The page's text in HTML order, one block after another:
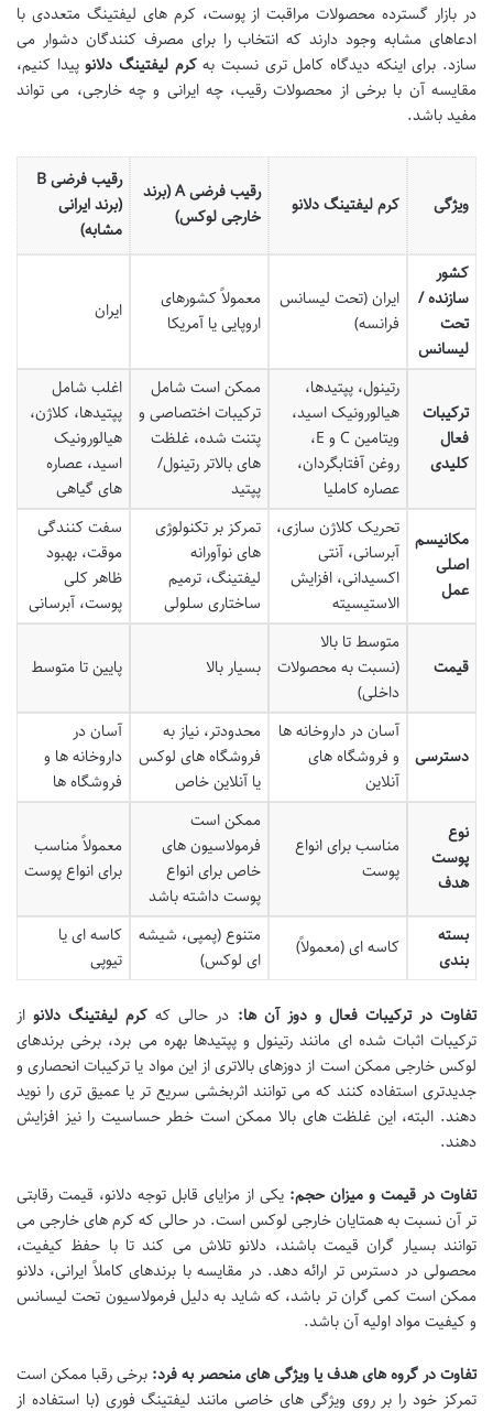
در بازار گسترده محصولات مراقبت از پوست، کرم های لیفتینگ متعددی با
ادعاهای مشابه وجود دارند که انتخاب را برای مصرف کنندگان دشوار می
سازد. برای اینکه دیدگاه کامل تری نسبت بهکرم لیفتینگ دلانوپیدا کنیم،
مقایسه آن با برخی از محصولات رقیب، چه ایرانی و چه خارجی، می تواند
مفید باشد.
ویژگی کرم لیفتینگ دلانو
رقیب فرضی A (برند
خارجی لوکس)
رقیب فرضی B
(برند ایرانی
مشابه)
کشور
سازنده /
تحت
لیسانس
ایران (تحت لیسانس
فرانسه)
معمولاً کشورهای
اروپایی یا آمریکا
ایران
ترکیبات
فعال
کلیدی
رتینول، پپتیدها،
هیالورونیک اسید،
ویتامین C و E،
روغن آفتابگردان،
عصاره کاملیا
ممکن است شامل
ترکیبات اختصاصی و
پتنت شده، غلظت
های بالاتر رتینول/
پپتید
اغلب شامل
پپتیدها، کلاژن،
هیالورونیک
اسید، عصاره
های گیاهی
مکانیسم
اصلی
عمل
تحریک کلاژن سازی،
آبرسانی، آنتی
اکسیدانی، افزایش
الاستیسیته
تمرکز بر تکنولوژی
های نوآورانه
لیفتینگ، ترمیم
ساختاری سلولی
سفت کنندگی
موقت، بهبود
ظاهر کلی
پوست، آبرسانی
قیمت
متوسط تا بالا
(نسبت به محصولات
داخلی)
بسیار بالا پایین تا متوسط
دسترسی
آسان در داروخانه ها
و فروشگاه های
آنلاین
محدودتر، نیاز به
فروشگاه های لوکس
یا آنلاین خاص
آسان در
داروخانه ها و
فروشگاه ها
نوع
پوست
هدف
مناسب برای انواع
پوست
ممکن است
فرمولاسیون های
خاص برای انواع
پوست داشته باشد
معمولاً مناسب
برای انواع پوست
بسته
بندی
کاسه ای (معمولاً)
متنوع (پمپی، شیشه
ای لوکس)
کاسه ای یا
تیوپی
تفاوت در ترکیبات فعال و دوز آن ها: در حالی که کرم لیفتینگ دلانواز
ترکیبات اثبات شده ای مانند رتینول و پپتیدها بهره می برد، برخی برندهای
لوکس خارجی ممکن است از دوزهای بالاتری از این مواد یا ترکیبات انحصاری و
جدیدتری استفاده کنند که می توانند اثربخشی سریع تر یا عمیق تری را نوید
دهند. البته، این غلظت های بالا ممکن است خطر حساسیت را نیز افزایش
دهند.
تفاوت در قیمت و میزان حجم: یکی از مزایای قابل توجه دلانو، قیمت رقابتی
تر آن نسبت به همتایان خارجی لوکس است. در حالی که کرم های خارجی می
توانند بسیار گران قیمت باشند، دلانو تلاش می کند تا با حفظ کیفیت،
محصولی در دسترس تر ارائه دهد. در مقایسه با برندهای کاملاً ایرانی، دلانو
ممکن است کمی گران تر باشد، که شاید به دلیل فرمولاسیون تحت لیسانس
و کیفیت مواد اولیه آن باشد.
تفاوت در گروه های هدف یا ویژگی های منحصر به فرد: برخی رقبا ممکن است
تمرکز خود را بر روی ویژگی های خاصی مانند لیفتینگ فوری (با استفاده از